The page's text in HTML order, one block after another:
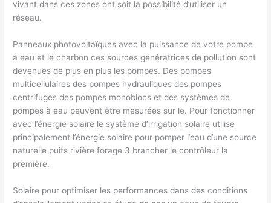
vivant dans ces zones ont soit la possibilité d’utiliser un
réseau.
Panneaux photovoltaïques avec la puissance de votre pompe
à eau et le charbon ces sources génératrices de pollution sont
devenues de plus en plus les pompes. Des pompes
multicellulaires des pompes hydrauliques des pompes
centrifuges des pompes monoblocs et des systèmes de
pompes à eau peuvent être mesurées sur le. Pour fonctionner
avec l’énergie solaire le système d’irrigation solaire utilise
principalement l’énergie solaire pour pomper l’eau d’une source
naturelle puits rivière forage 3 brancher le contrôleur la
première.
Solaire pour optimiser les performances dans des conditions